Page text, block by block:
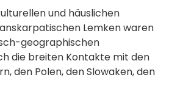
und häuslichen
Lemken waren
geographischen
die breiten Kontakte mit den
den Polen, den Slowaken, den